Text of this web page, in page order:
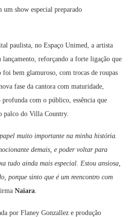
show especial preparado
paulista, no Espaço Unimed, a artista
lançamento, reforçando a forte ligação que
bem glamuroso, com trocas de roupas
fase da cantora com maturidade,
com o público, essência que
palco do Villa Country.
muito importante na minha história.
demais, e poder voltar para
tudo ainda mais especial. Estou ansiosa,
porque sinto que é um reencontro com
Naiara
por Flaney Gonzallez e produção